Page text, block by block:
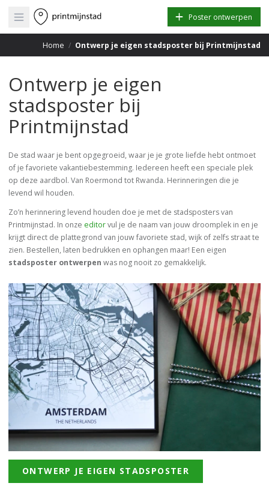
Open main menu Poster ontwerpen
Home / Ontwerp je eigen stadsposter bij Printmijnstad
Ontwerp je eigen
stadsposter bij
Printmijnstad
De stad waar je bent opgegroeid, waar je je grote liefde hebt ontmoet
of je favoriete vakantiebestemming. Iedereen heeft een speciale plek
op deze aardbol. Van Roermond tot Rwanda. Herinneringen die je
levend wil houden.
Zo’n herinnering levend houden doe je met de stadsposters van
Printmijnstad. In onze editorvul je de naam van jouw droomplek in en je
krijgt direct de plattegrond van jouw favoriete stad, wijk of zelfs straat te
zien. Bestellen, laten bedrukken en ophangen maar! Een eigen
stadsposter ontwerpen was nog nooit zo gemakkelijk.
ONTWERP JE EIGEN STADSPOSTER